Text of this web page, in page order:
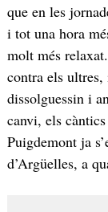
que en les
i tot una hora
molt més
contra els
dissolguessin i
canvi, els
Puigdemont ja
d’Argüelles, a